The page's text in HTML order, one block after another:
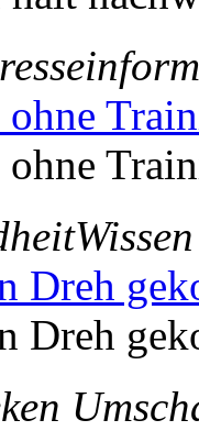
ohne
ohne
Dreh
Dreh